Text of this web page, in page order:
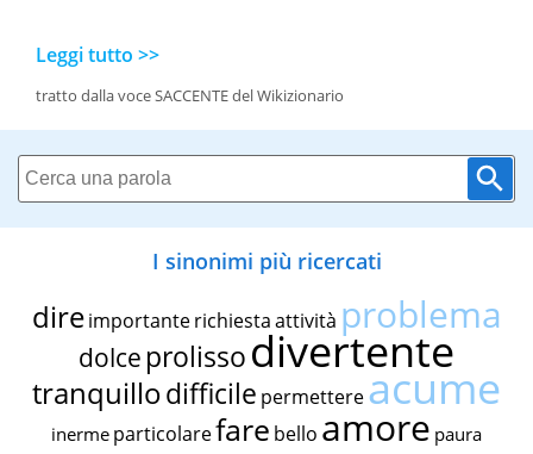
Leggi tutto >>
tratto dalla voce SACCENTE del Wikizionario
I sinonimi più ricercati
dire importante richiestaattività problema
dolce prolissodivertente
tranquillodifficile permettereacume
inerme particolarefare bello amore paura